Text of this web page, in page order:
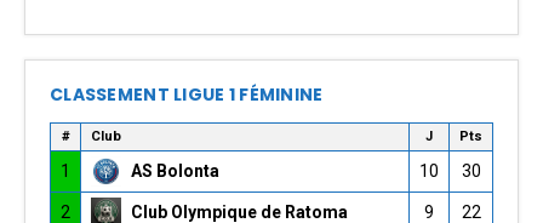
CLASSEMENT LIGUE 1 FÉMININE
# Club J Pts
1 AS Bolonta 10 30
2 Club Olympique de Ratoma 9 22